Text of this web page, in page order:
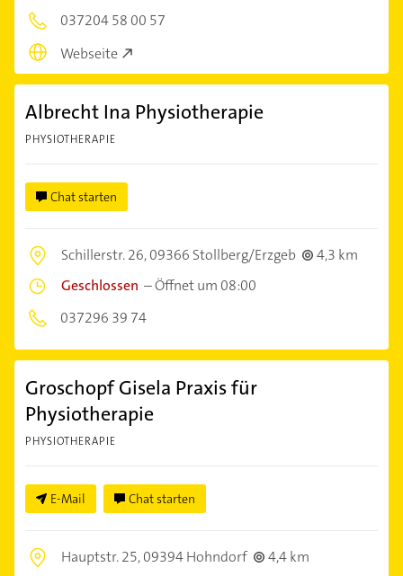
037204 58 00 57
Webseite
Albrecht Ina Physiotherapie
PHYSIOTHERAPIE
Chat starten
Schillerstr. 26,09366 Stollberg/Erzgeb
4,3 km
Geschlossen –Öffnet um 08:00
037296 39 74
Groschopf Gisela Praxis für
Physiotherapie
PHYSIOTHERAPIE
E-Mail Chat starten
Hauptstr. 25,09394 Hohndorf
4,4 km